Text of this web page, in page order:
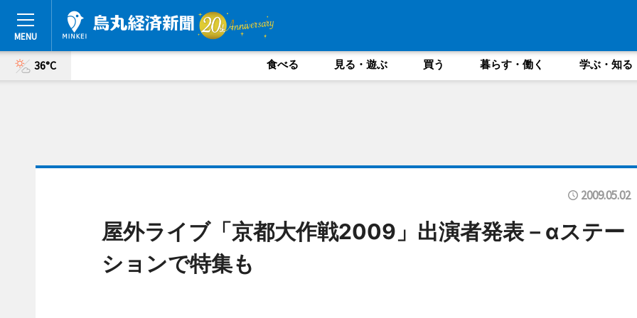
36°C 食べる 見る・遊ぶ 買う 暮らす・働く 学ぶ・知る
2009.05.02
屋外ライブ「京都大作戦2009」出演者発表－αステー
ションで特集も